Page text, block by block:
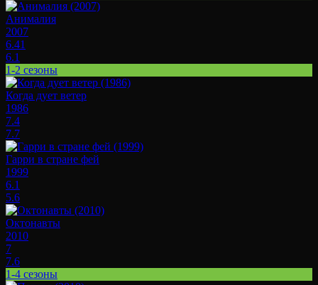
Анималия
2007
6.41
6.1
1-2 сезоны
Когда дует ветер
1986
7.4
7.7
Гарри в стране фей
1999
6.1
5.6
Октонавты
2010
7
7.6
1-4 сезоны